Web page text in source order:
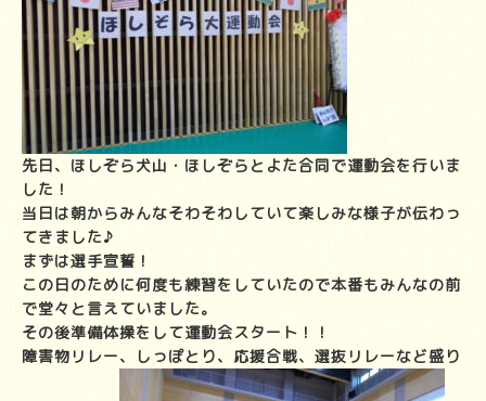
先日、ほしぞら犬山・ほしぞらとよた合同で運動会を行いま
した！
当日は朝からみんなそわそわしていて楽しみな様子が伝わっ
てきました♪
まずは選手宣誓！
この日のために何度も練習をしていたので本番もみんなの前
で堂々と言えていました。
その後準備体操をして運動会スタート！！
障害物リレー、しっぽとり、応援合戦、選抜リレーなど盛り